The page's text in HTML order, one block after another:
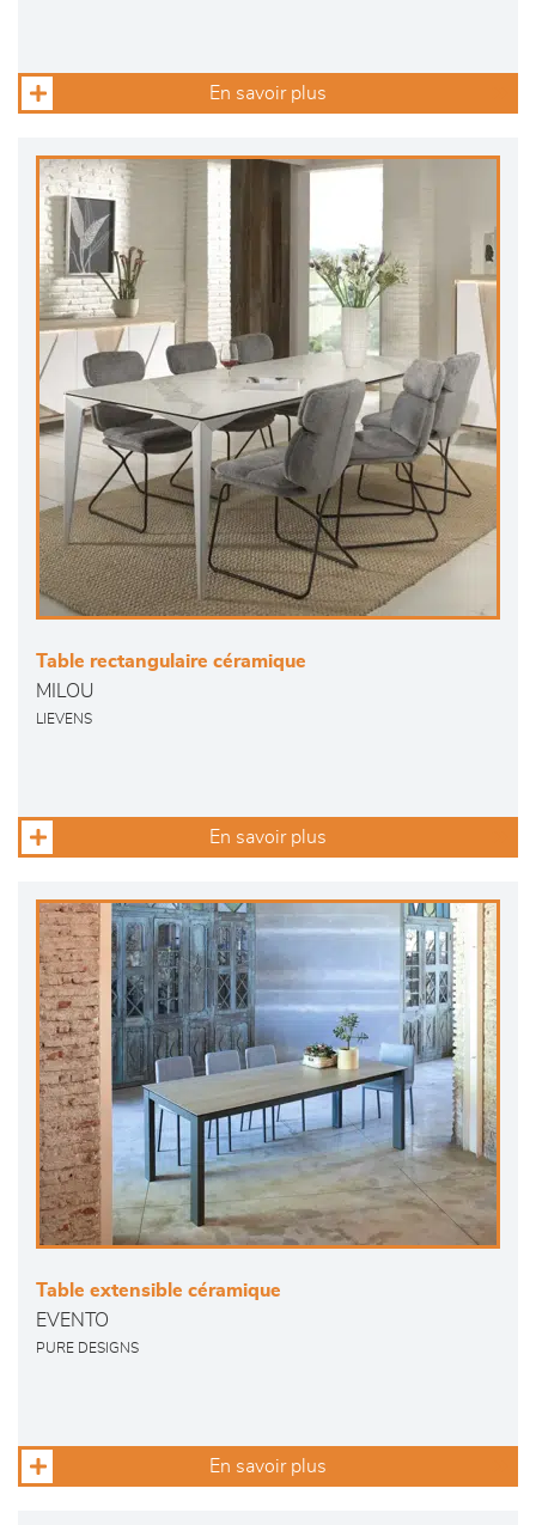
En savoir plus
Table rectangulaire céramique
MILOU
LIEVENS
En savoir plus
Table extensible céramique
EVENTO
PURE DESIGNS
En savoir plus